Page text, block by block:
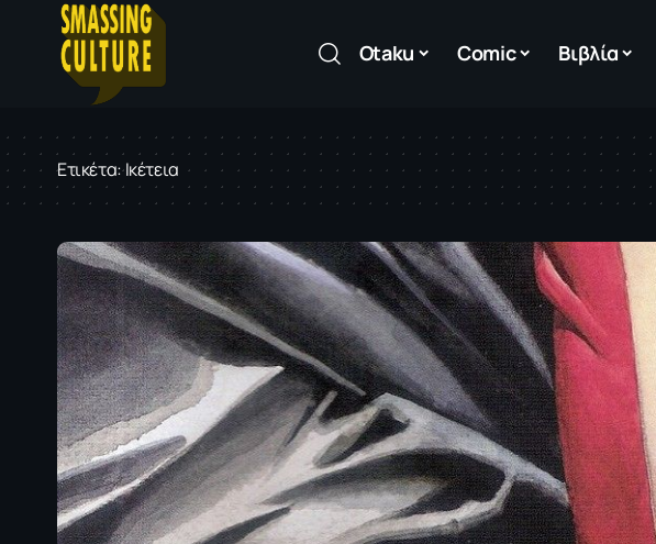
Otaku Comic Βιβλία
Ετικέτα:Ικέτεια